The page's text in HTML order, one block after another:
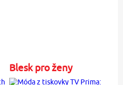
Blesk pro ženy